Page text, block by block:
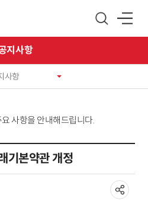
지사항
사항
사항을 안내해드립니다.
기본약관 개정